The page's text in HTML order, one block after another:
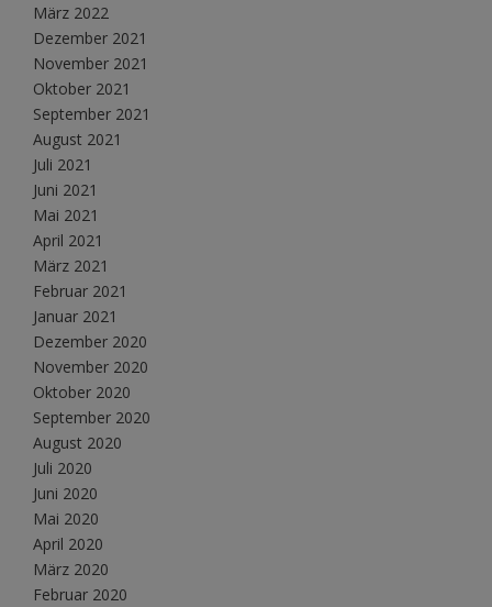
März 2022
Dezember 2021
November 2021
Oktober 2021
September 2021
August 2021
Juli 2021
Juni 2021
Mai 2021
April 2021
März 2021
Februar 2021
Januar 2021
Dezember 2020
November 2020
Oktober 2020
September 2020
August 2020
Juli 2020
Juni 2020
Mai 2020
April 2020
März 2020
Februar 2020